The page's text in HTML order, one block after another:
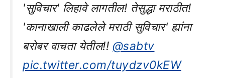
'सुविचार' लिहावे लागतील! तेसुद्धा मराठीत!
'कानाखाली काढलेले मराठी सुविचार' ह्यांना
बरोबर वाचता येतील!! @sabtv
pic.twitter.com/tuydzv0kEW